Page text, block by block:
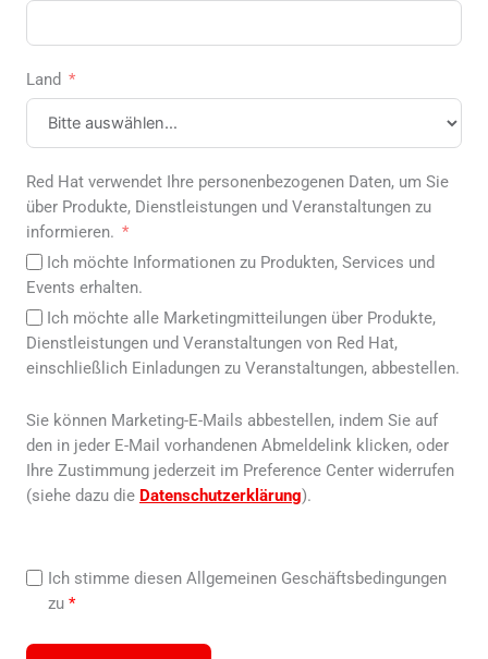
Land
Red Hat verwendet Ihre personenbezogenen Daten, um Sie
über Produkte, Dienstleistungen und Veranstaltungen zu
informieren.
Ich möchte Informationen zu Produkten, Services und
Events erhalten.
Ich möchte alle Marketingmitteilungen über Produkte,
Dienstleistungen und Veranstaltungen von Red Hat,
einschließlich Einladungen zu Veranstaltungen, abbestellen.
Sie können Marketing-E-Mails abbestellen, indem Sie auf
den in jeder E-Mail vorhandenen Abmeldelink klicken, oder
Ihre Zustimmung jederzeit im Preference Center widerrufen
(siehe dazu die Datenschutzerklärung).
Ich stimme diesen Allgemeinen Geschäftsbedingungen
zu *